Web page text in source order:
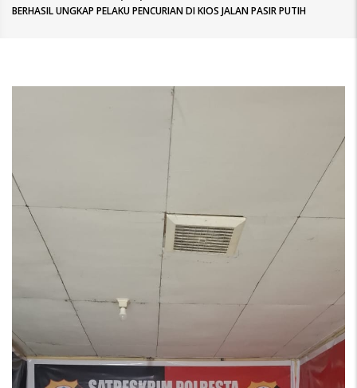
BERHASIL UNGKAP PELAKU PENCURIAN DI KIOS JALAN PASIR PUTIH